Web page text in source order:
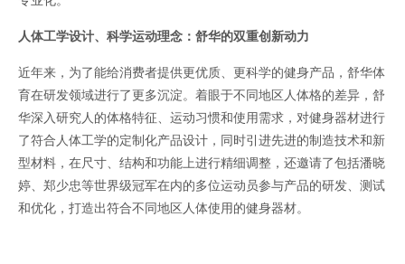
人体工学设计、科学运动理念：舒华的双重创新动力
近年来，为了能给消费者提供更优质、更科学的健身产品，舒华体
育在研发领域进行了更多沉淀。着眼于不同地区人体格的差异，舒
华深入研究人的体格特征、运动习惯和使用需求，对健身器材进行
了符合人体工学的定制化产品设计，同时引进先进的制造技术和新
型材料，在尺寸、结构和功能上进行精细调整，还邀请了包括潘晓
婷、郑少忠等世界级冠军在内的多位运动员参与产品的研发、测试
和优化，打造出符合不同地区人体使用的健身器材。